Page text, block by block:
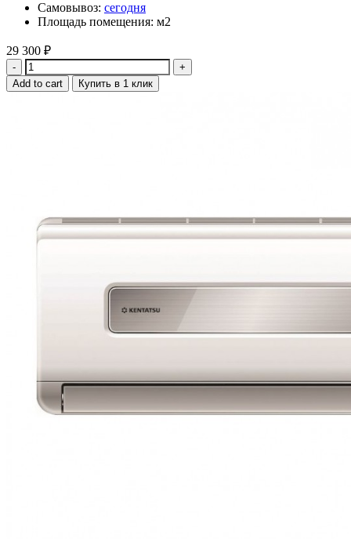
Самовывоз: сегодня
Площадь помещения: м2
29 300 ₽
Quantity
Add to cart Купить в 1 клик